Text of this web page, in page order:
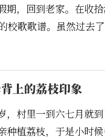
期，回到老家。在收
校歌歌谱。虽然过去
上的荔枝印象
，村里一到六七月就
种植荔枝，于是小时